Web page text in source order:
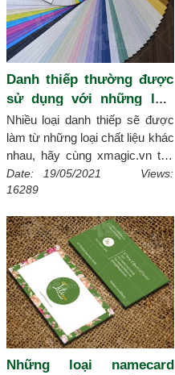
Danh thiếp thường được
sử dụng với những loại
chất liệu gì?
Nhiều loại danh thiếp sẽ được
làm từ những loại chất liệu khác
nhau, hãy cùng xmagic.vn tìm
hiểu những chất liệu thường để
dùng làm danh thiếp nhé!
Date: 19/05/2021 Views:
16289
Những loại namecard